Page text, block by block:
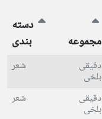
مجموعه
دسته
بندی
دقیقی
بلخی
شعر
دقیقی
بلخی
شعر